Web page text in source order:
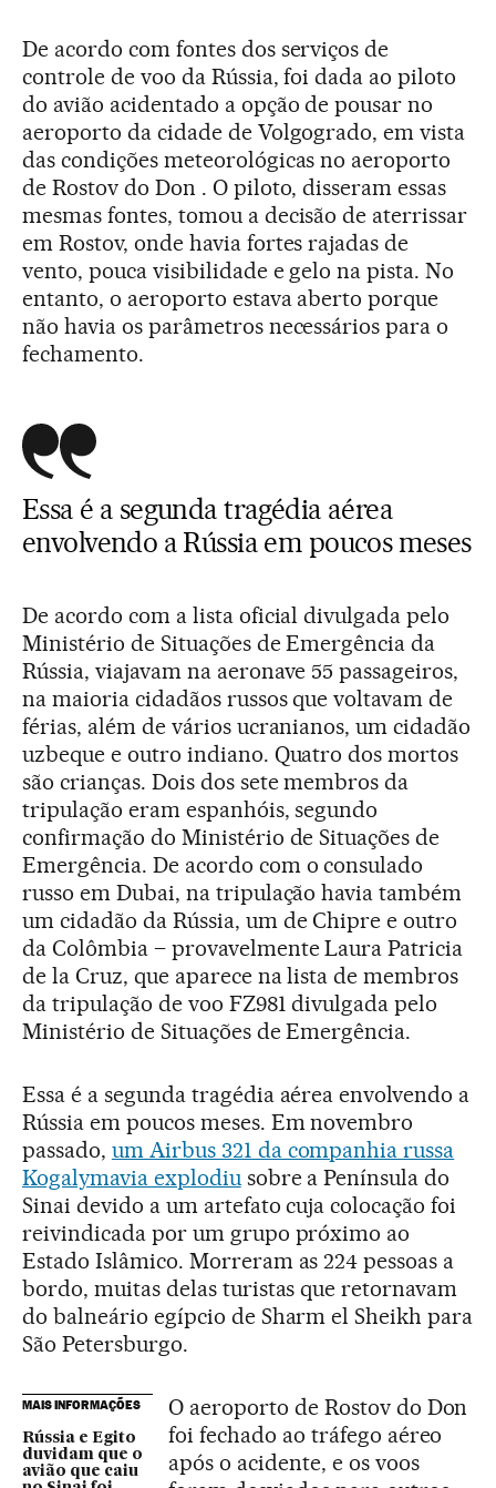
De acordo com fontes dos serviços de
controle de voo da Rússia, foi dada ao piloto
do avião acidentado a opção de pousar no
aeroporto da cidade de Volgogrado, em vista
das condições meteorológicas no aeroporto
de Rostov do Don . O piloto, disseram essas
mesmas fontes, tomou a decisão de aterrissar
em Rostov, onde havia fortes rajadas de
vento, pouca visibilidade e gelo na pista. No
entanto, o aeroporto estava aberto porque
não havia os parâmetros necessários para o
fechamento.
Essa é a segunda tragédia aérea
envolvendo a Rússia em poucos meses
De acordo com a lista oficial divulgada pelo
Ministério de Situações de Emergência da
Rússia, viajavam na aeronave 55 passageiros,
na maioria cidadãos russos que voltavam de
férias, além de vários ucranianos, um cidadão
uzbeque e outro indiano. Quatro dos mortos
são crianças. Dois dos sete membros da
tripulação eram espanhóis, segundo
confirmação do Ministério de Situações de
Emergência. De acordo com o consulado
russo em Dubai, na tripulação havia também
um cidadão da Rússia, um de Chipre e outro
da Colômbia – provavelmente Laura Patricia
de la Cruz, que aparece na lista de membros
da tripulação de voo FZ981 divulgada pelo
Ministério de Situações de Emergência.
Essa é a segunda tragédia aérea envolvendo a
Rússia em poucos meses. Em novembro
passado, um Airbus 321 da companhia russa
Kogalymavia explodiusobre a Península do
Sinai devido a um artefato cuja colocação foi
reivindicada por um grupo próximo ao
Estado Islâmico. Morreram as 224 pessoas a
bordo, muitas delas turistas que retornavam
do balneário egípcio de Sharm el Sheikh para
São Petersburgo.
MAIS INFORMAÇÕES
Rússia e Egito
duvidam que o
avião que caiu
O aeroporto de Rostov do Don
foi fechado ao tráfego aéreo
após o acidente, e os voos